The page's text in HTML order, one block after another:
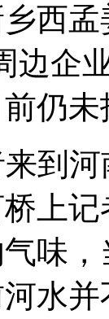
认用老鼠肉
者现场辩论
孟
边企
仍
河
上
味
水